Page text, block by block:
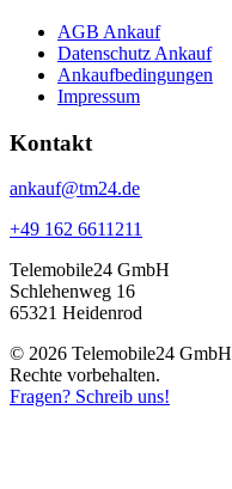
AGB Ankauf
Datenschutz Ankauf
Ankaufbedingungen
Impressum
Kontakt
ankauf@tm24.de
+49 162 6611211
Telemobile24 GmbH
Schlehenweg 16
65321 Heidenrod
© 2026 Telemobile24
Rechte vorbehalten.
Fragen? Schreib uns!